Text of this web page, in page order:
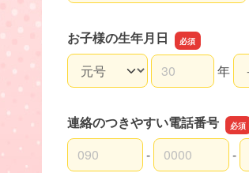
お子様の生年月日
お子様の生年月日の和暦
お子様の生年月日の年 年
お子様の生年月日の月
お子様の生年月日の日
連絡のつきやすい電話番号
連絡のつきやすい電話番号の市
-
連絡のつきやすい電話番号の市
-
連絡のつきやすい電話番号の加